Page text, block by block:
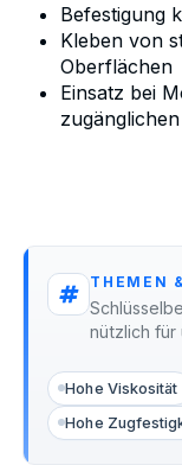
Befestigung
Kleben von
Oberflächen
Einsatz bei
THEMEN
nützlich für
Hohe Viskosität
Hohe